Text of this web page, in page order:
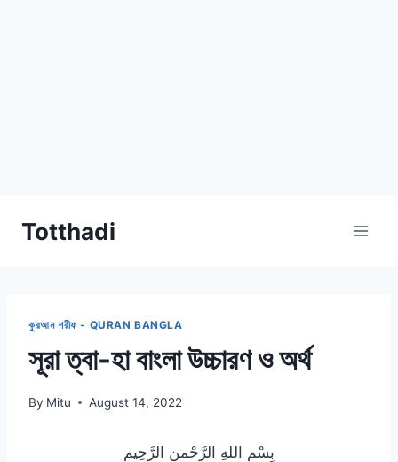
Totthadi
কুরআন শরীফ - QURAN BANGLA
সূরা ত্বা-হা বাংলা উচ্চারণ ও অর্থ
By Mitu August 14, 2022
بِسْمِ اللهِ الرَّحْمنِ الرَّحِيمِ